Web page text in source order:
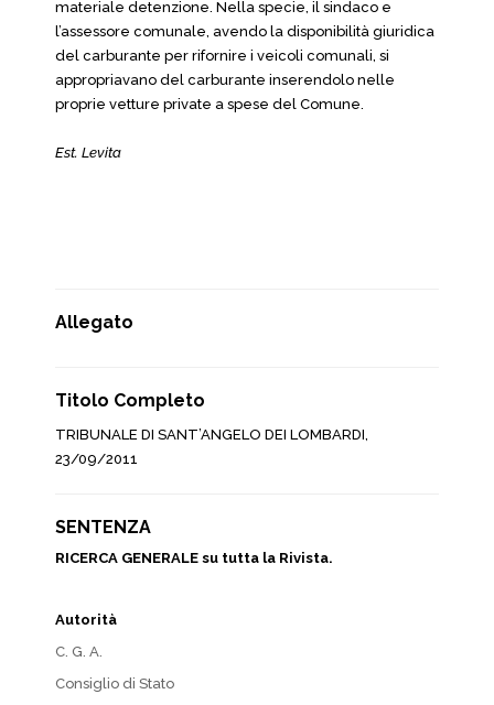
materiale detenzione. Nella specie, il sindaco e
l’assessore comunale, avendo la disponibilità giuridica
del carburante per rifornire i veicoli comunali, si
appropriavano del carburante inserendolo nelle
proprie vetture private a spese del Comune.
Est. Levita
Allegato
Titolo Completo
TRIBUNALE DI SANT’ANGELO DEI LOMBARDI,
23/09/2011
SENTENZA
RICERCA GENERALE su tutta la Rivista.
Autorità
C. G. A.
Consiglio di Stato